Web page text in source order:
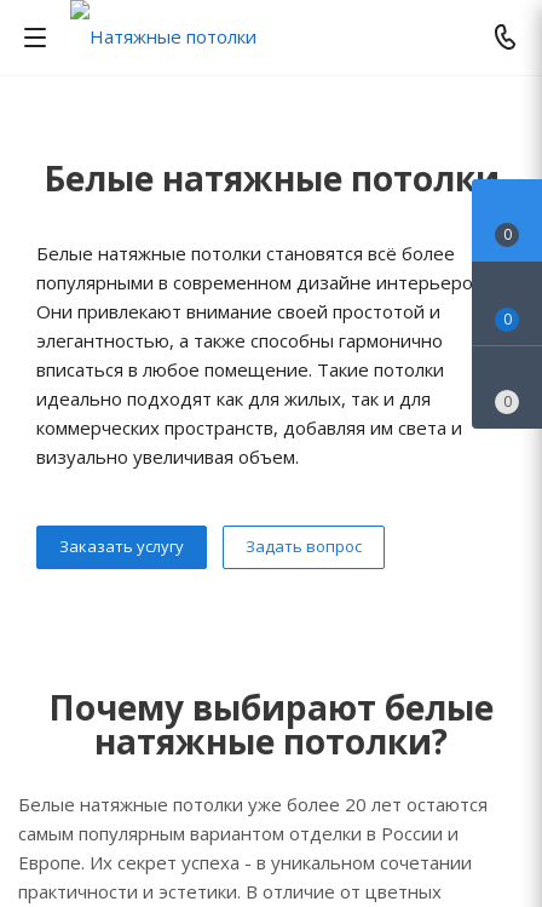
Белые натяжные потолки
Белые натяжные потолки становятся всё более
популярными в современном дизайне интерьеров.
Они привлекают внимание своей простотой и
элегантностью, а также способны гармонично
вписаться в любое помещение. Такие потолки
идеально подходят как для жилых, так и для
коммерческих пространств, добавляя им света и
визуально увеличивая объем.
Заказать услугу Задать вопрос
Почему выбирают белые
натяжные потолки?
Белые натяжные потолки уже более 20 лет остаются
самым популярным вариантом отделки в России и
Европе. Их секрет успеха - в уникальном сочетании
практичности и эстетики. В отличие от цветных
0
0
0